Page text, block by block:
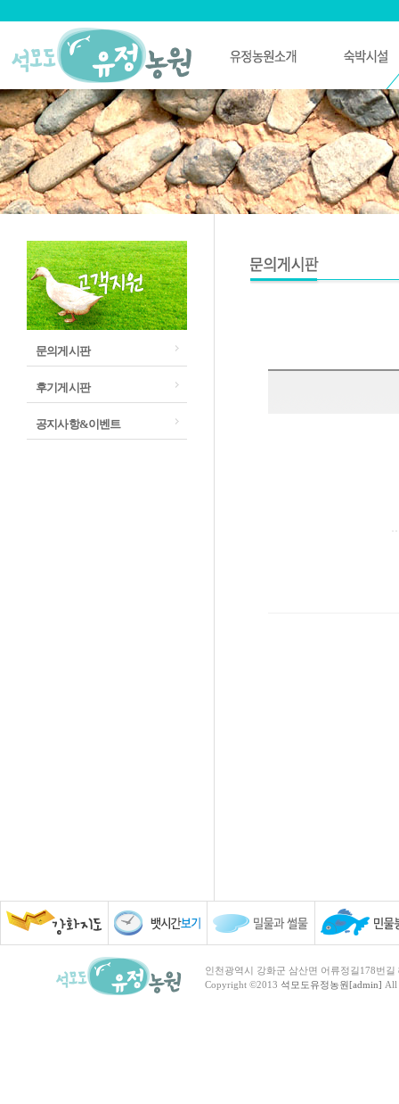
문의게시판
후기게시판
공지사항&이벤트
인천광역시 강화군 삼산면 어류정길178번
Copyright ©2013 석모도유정농원[admin] All